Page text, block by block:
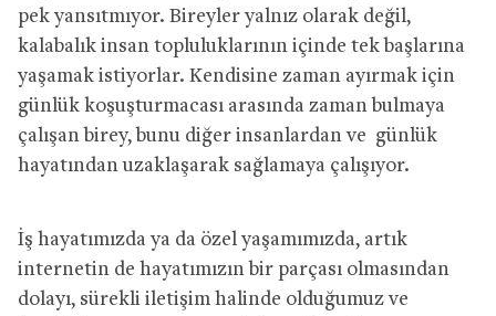
pek yansıtmıyor. Bireyler yalnız olarak değil,
kalabalık insan topluluklarının içinde tek başlarına
yaşamak istiyorlar. Kendisine zaman ayırmak için
günlük koşuşturmacası arasında zaman bulmaya
çalışan birey, bunu diğer insanlardan ve günlük
hayatından uzaklaşarak sağlamaya çalışıyor.
İş hayatımızda ya da özel yaşamımızda, artık
internetin de hayatımızın bir parçası olmasından
dolayı, sürekli iletişim halinde olduğumuz ve